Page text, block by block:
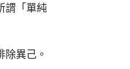
謂「單純
異己。